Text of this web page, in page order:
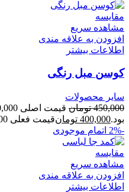
مقایسه
مشاهده سریع
افزودن به علاقه مندی
اطلاعات بیشتر
کوسن مبل رنگی
سایر محصولات
450,000 تومان
بود.400,000 تومانقیمت فعلی 400,000 تومان است.
-2%
اتمام موجودی
مقایسه
مشاهده سریع
افزودن به علاقه مندی
اطلاعات بیشتر